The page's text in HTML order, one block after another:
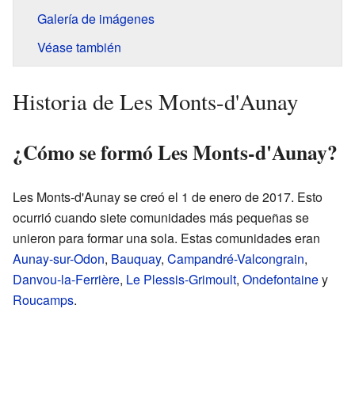
Galería de imágenes
Véase también
Historia de Les Monts-d'Aunay
¿Cómo se formó Les Monts-d'Aunay?
Les Monts-d'Aunay se creó el 1 de enero de 2017. Esto
ocurrió cuando siete comunidades más pequeñas se
unieron para formar una sola. Estas comunidades eran
Aunay-sur-Odon, Bauquay, Campandré-Valcongrain,
Danvou-la-Ferrière, Le Plessis-Grimoult, Ondefontainey
Roucamps.